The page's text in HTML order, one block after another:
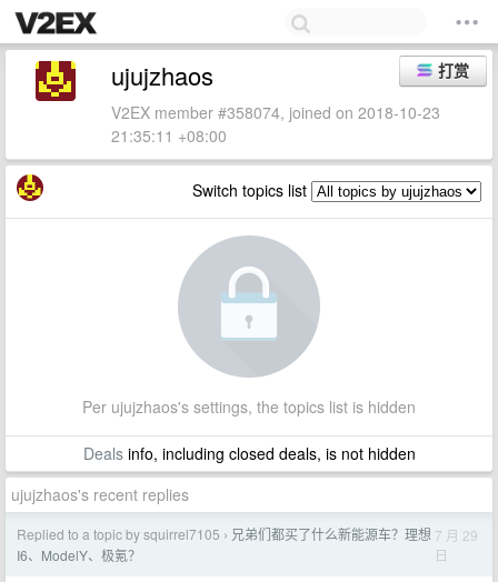
打赏
ujujzhaos
V2EX member #358074, joined on 2018-10-23
21:35:11 +08:00
Switch topics list
Per ujujzhaos's settings, the topics list is hidden
Dealsinfo, including closed deals, is not hidden
ujujzhaos's recent replies
Replied to a topic by squirrel7105 › 兄弟们都买了什么新能源车？理想
I6、ModelY、极氪？
7 月 29
日